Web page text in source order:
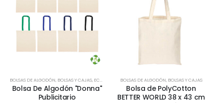
BOLSAS DE ALGODÓN, BOLSAS Y CAJAS, ECOLÓGICOS Y SUSTENTABLES ,TODOS
Bolsa De Algodón "Donna"
Publicitario
BOLSAS DE ALGODÓN, BOLSAS Y CAJAS
Bolsa de PolyCotton
BETTER WORLD 38 x 43 cm